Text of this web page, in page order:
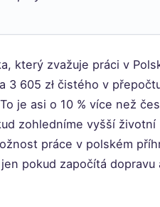
který zvažuje práci v
3 605 zł čistého v
je asi o 10 % více než
zohledníme vyšší
práce v polském
pokud započítá dopravu